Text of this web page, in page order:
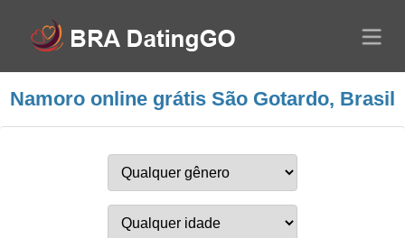
Namoro online grátis São Gotardo, Brasil